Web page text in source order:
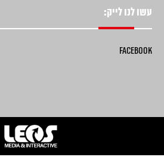
עשו לנו לייק:
Facebook